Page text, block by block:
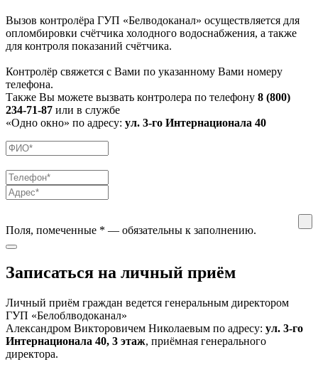
Вызов контролёра ГУП «Белводоканал» осуществляется для
опломбировки счётчика холодного водоснабжения, а также
для контроля показаний счётчика.
Контролёр свяжется с Вами по указанному Вами номеру
телефона.
Также Вы можете вызвать контролера по телефону 8 (800)
234-71-87 или в службе
«Одно окно» по адресу: ул. 3-го Интернационала 40
Поля, помеченные * — обязательны к заполнению.
Записаться на личный приём
Личный приём граждан ведется генеральным директором
ГУП «Белоблводоканал»
Александром Викторовичем Николаевым по адресу: ул. 3-го
Интернационала 40, 3 этаж, приёмная генерального
директора.